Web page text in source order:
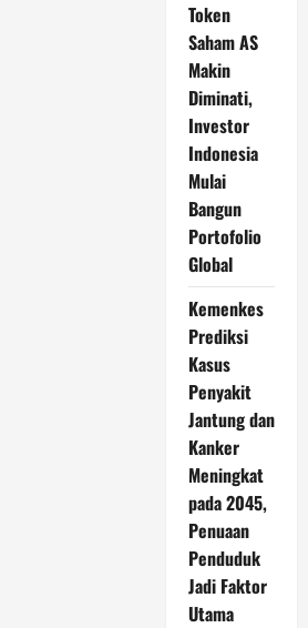
Token
Saham AS
Makin
Diminati,
Investor
Indonesia
Mulai
Bangun
Portofolio
Global
Kemenkes
Prediksi
Kasus
Penyakit
Jantung dan
Kanker
Meningkat
pada 2045,
Penuaan
Penduduk
Jadi Faktor
Utama